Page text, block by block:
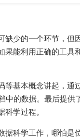
缺少的一个环节，但
果能利用正确的工具
等基本概念讲起，通
中的数据。最后提供
学过程。
据科学工作，哪怕是